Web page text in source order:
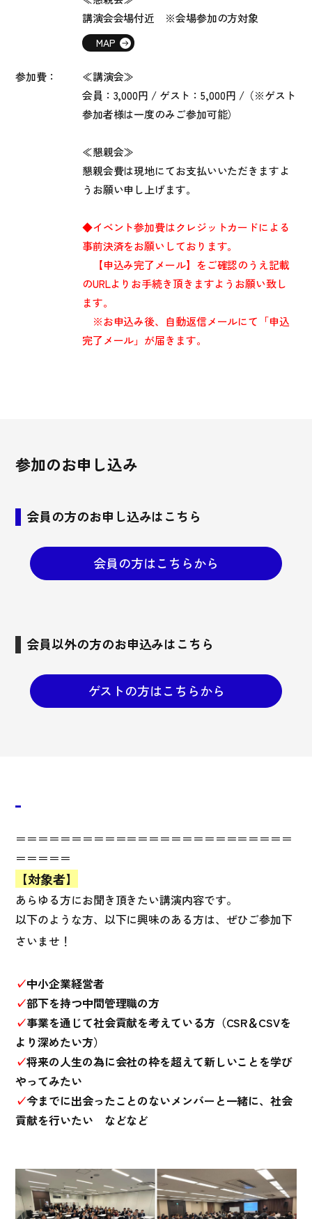
講演会会場付近 ※会場参加の方対象
MAP
参加費：
≪講演会≫
会員：3,000円 / ゲスト：5,000円 /（※ゲスト
参加者様は一度のみご参加可能）
≪懇親会≫
懇親会費は現地にてお支払いいただきますよ
うお願い申し上げます。
◆イベント参加費はクレジットカードによる
事前決済をお願いしております。
【申込み完了メール】をご確認のうえ記載
のURLよりお手続き頂きますようお願い致し
ます。
※お申込み後、自動返信メールにて「申込
完了メール」が届きます。
参加のお申し込み
会員の方のお申し込みはこちら
会員の方はこちらから
会員以外の方のお申込みはこちら
ゲストの方はこちらから
＝＝＝＝＝＝＝＝＝＝＝＝＝＝＝＝＝＝＝＝＝＝＝＝＝
＝＝＝＝＝
【対象者】
あらゆる方にお聞き頂きたい講演内容です。
以下のような方、以下に興味のある方は、ぜひご参加下
さいませ！
✓中小企業経営者
✓部下を持つ中間管理職の方
✓事業を通じて社会貢献を考えている方（CSR＆CSVを
より深めたい方）
✓将来の人生の為に会社の枠を超えて新しいことを学び
やってみたい
✓今までに出会ったことのないメンバーと一緒に、社会
貢献を行いたい などなど